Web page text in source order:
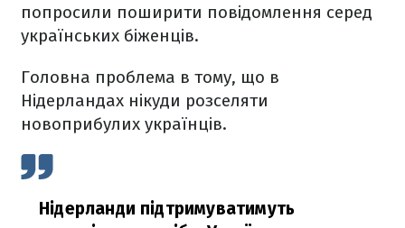
попросили поширити повідомлення серед
українських біженців.
Головна проблема в тому, що в
Нідерландах нікуди розселяти
новоприбулих українців.
Нідерланди підтримуватимуть